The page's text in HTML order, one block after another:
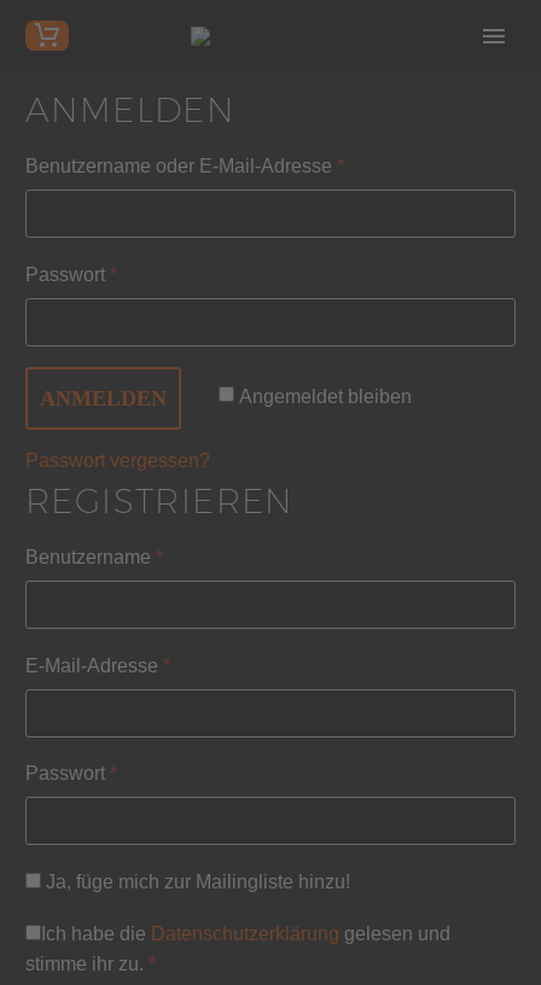
ANMELDEN
Benutzername oder E-Mail-Adresse *
Passwort *
ANMELDEN Angemeldet bleiben
Passwort vergessen?
REGISTRIEREN
Benutzername *
E-Mail-Adresse *
Passwort *
Ja, füge mich zur Mailingliste hinzu!
Ich habe die Datenschutzerklärung gelesen und
stimme ihr zu. *